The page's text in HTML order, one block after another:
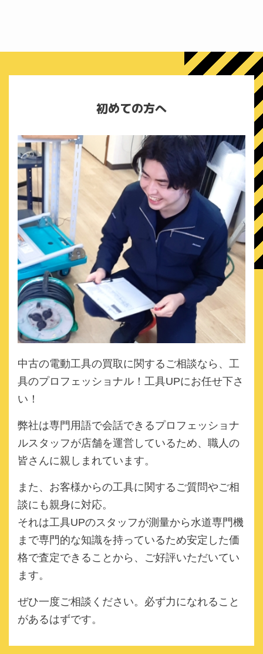
初めての方へ
中古の電動工具の買取に関するご相談なら、 工
具のプロフェッショナル！工具UPにお任せ下さ
い！
弊社は専門用語で会話できるプロフェッショナ
ルスタッフが店舗を運営しているため、職人の
皆さんに親しまれています。
また、お客様からの工具に関するご質問やご相
談にも親身に対応。
それは工具UPのスタッフが測量から水道専門機
まで専門的な知識を持っているため安定した価
格で査定できることから、ご好評いただいてい
ます。
ぜひ一度ご相談ください。必ず力になれること
があるはずです。